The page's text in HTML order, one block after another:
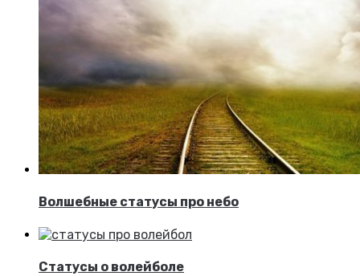
Волшебные статусы про небо
Статусы о волейболе